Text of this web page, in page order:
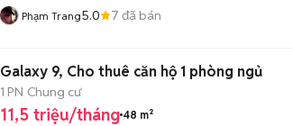
Phạm Trang5.0 7 đã bán
Galaxy 9, Cho thuê căn hộ 1 phòng ngủ
1 PN Chung cư
11,5 triệu/tháng 48 m²